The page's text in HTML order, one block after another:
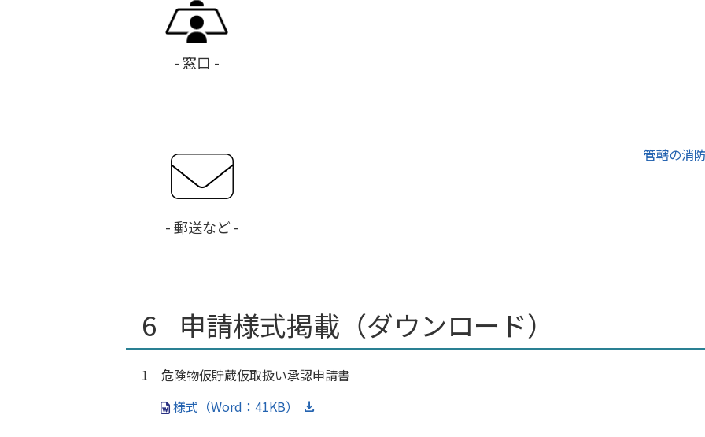
- 窓口 -
- 郵送など -
管轄の消
申請様式掲載（ダウンロード）
1 危険物仮貯蔵仮取扱い承認申請書
様式（Word：41KB）